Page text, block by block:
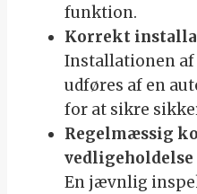
funktion.
Korrekt
Installationen af
udføres af en
for at sikre
Regelmæssig
vedligeholdelse
En jævnlig